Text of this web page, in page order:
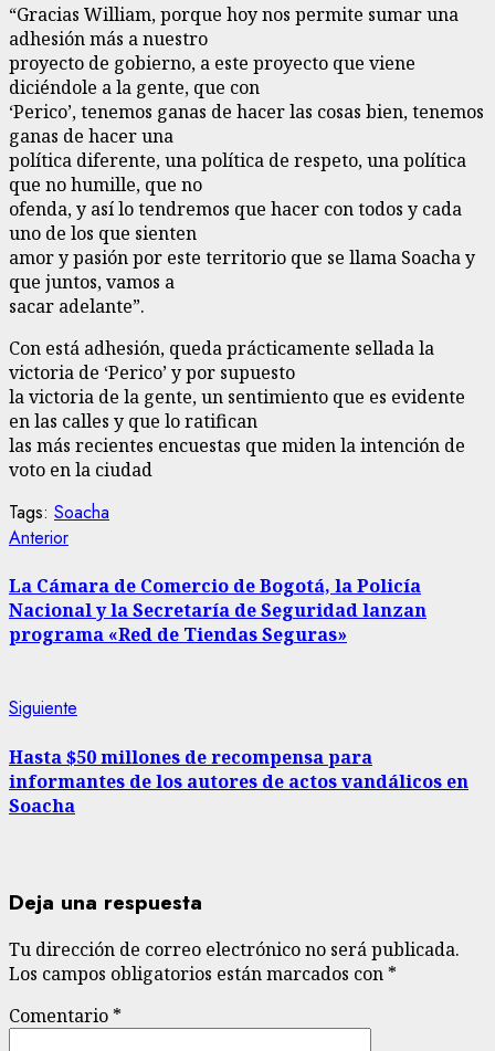
“Gracias William, porque hoy nos permite sumar una
adhesión más a nuestro
proyecto de gobierno, a este proyecto que viene
diciéndole a la gente, que con
‘Perico’, tenemos ganas de hacer las cosas bien, tenemos
ganas de hacer una
política diferente, una política de respeto, una política
que no humille, que no
ofenda, y así lo tendremos que hacer con todos y cada
uno de los que sienten
amor y pasión por este territorio que se llama Soacha y
que juntos, vamos a
sacar adelante”.
Con está adhesión, queda prácticamente sellada la
victoria de ‘Perico’ y por supuesto
la victoria de la gente, un sentimiento que es evidente
en las calles y que lo ratifican
las más recientes encuestas que miden la intención de
voto en la ciudad
Tags: Soacha
Sigue
leyendo
AnteriorEntrada
La Cámara de Comercio de Bogotá, la Policía
Nacional y la Secretaría de Seguridad lanzan
programa «Red de Tiendas Seguras»
Siguiente
Hasta $50 millones de recompensa para
informantes de los autores de actos vandálicos en
Soacha
Deja una respuesta
Tu dirección de correo electrónico no será publicada.
Los campos obligatorios están marcados con *
Comentario *